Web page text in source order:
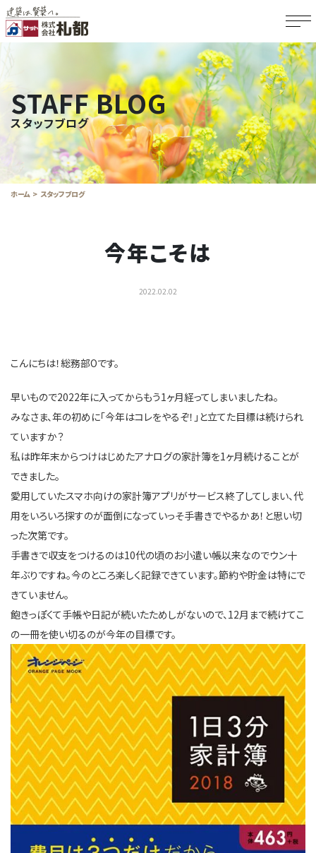
STAFF BLOG
スタッフブログ
ホーム スタッフブログ
今年こそは
2022.02.02
こんにちは！総務部Oです。
早いもので2022年に入ってからもう1ヶ月経ってしまいましたね。
みなさま、年の初めに「今年はコレをやるぞ！」と立てた目標は続けられ
ていますか？
私は昨年末からつけはじめたアナログの家計簿を1ヶ月続けることが
できました。
愛用していたスマホ向けの家計簿アプリがサービス終了してしまい、代
用をいろいろ探すのが面倒になっていっそ手書きでやるかあ！と思い切
った次第です。
手書きで収支をつけるのは10代の頃のお小遣い帳以来なのでウン十
年ぶりですね。今のところ楽しく記録できています。節約や貯金は特にで
きていません。
飽きっぽくて手帳や日記が続いたためしがないので、12月まで続けてこ
の一冊を使い切るのが今年の目標です。